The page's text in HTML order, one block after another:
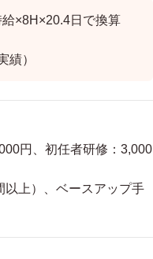
×8H×20.4日で換算
績）
円、初任者研修：3,000
以上）、ベースアップ手